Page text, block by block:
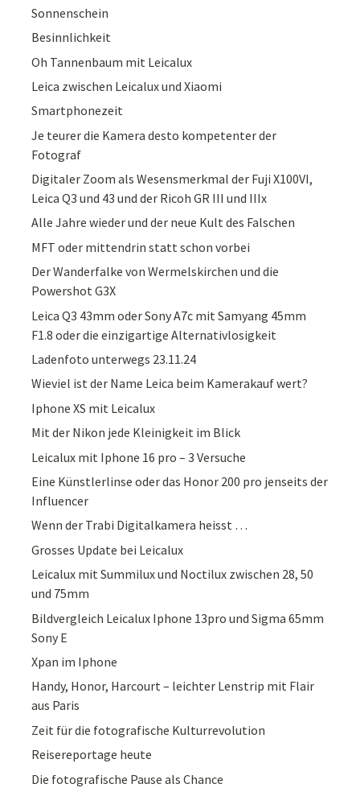
Sonnenschein
Besinnlichkeit
Oh Tannenbaum mit Leicalux
Leica zwischen Leicalux und Xiaomi
Smartphonezeit
Je teurer die Kamera desto kompetenter der
Fotograf
Digitaler Zoom als Wesensmerkmal der Fuji X100VI,
Leica Q3 und 43 und der Ricoh GR III und IIIx
Alle Jahre wieder und der neue Kult des Falschen
MFT oder mittendrin statt schon vorbei
Der Wanderfalke von Wermelskirchen und die
Powershot G3X
Leica Q3 43mm oder Sony A7c mit Samyang 45mm
F1.8 oder die einzigartige Alternativlosigkeit
Ladenfoto unterwegs 23.11.24
Wieviel ist der Name Leica beim Kamerakauf wert?
Iphone XS mit Leicalux
Mit der Nikon jede Kleinigkeit im Blick
Leicalux mit Iphone 16 pro – 3 Versuche
Eine Künstlerlinse oder das Honor 200 pro jenseits der
Influencer
Wenn der Trabi Digitalkamera heisst …
Grosses Update bei Leicalux
Leicalux mit Summilux und Noctilux zwischen 28, 50
und 75mm
Bildvergleich Leicalux Iphone 13pro und Sigma 65mm
Sony E
Xpan im Iphone
Handy, Honor, Harcourt – leichter Lenstrip mit Flair
aus Paris
Zeit für die fotografische Kulturrevolution
Reisereportage heute
Die fotografische Pause als Chance